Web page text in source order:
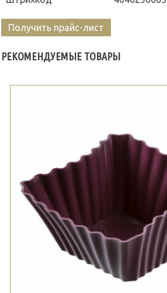
Получить прайс-лист
РЕКОМЕНДУЕМЫЕ ТОВАРЫ